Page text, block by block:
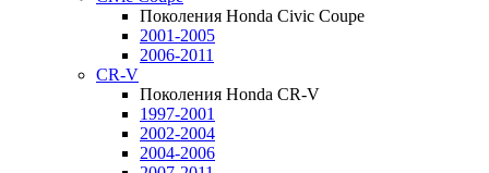
Поколения Honda Civic Coupe
2001-2005
2006-2011
CR-V
Поколения Honda CR-V
1997-2001
2002-2004
2004-2006